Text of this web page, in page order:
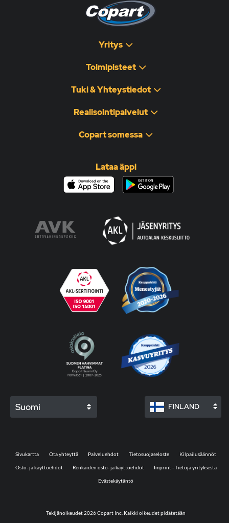
Yritys
Toimipisteet
Tuki & Yhteystiedot
Realisointipalvelut
Copart somessa
Lataa äppi
Suomi FINLAND
Tekijänoikeudet 2026 Copart Inc. Kaikki oikeudet pidätetään
Sivukartta Ota yhteyttä Palveluehdot Tietosuojaseloste Kilpailusäännöt
Osto- ja käyttöehdot Renkaiden osto- ja käyttöehdot Imprint - Tietoja yrityksestä
Evästekäytäntö